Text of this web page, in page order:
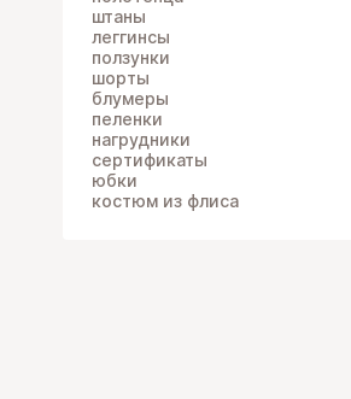
штаны
леггинсы
ползунки
шорты
блумеры
пеленки
нагрудники
сертификаты
юбки
костюм из флиса